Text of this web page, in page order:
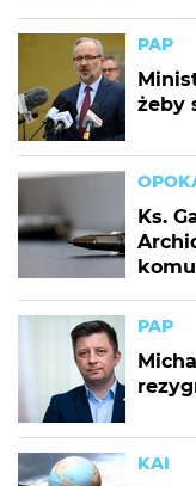
PAP
żeby
Ks.
PAP
KAI